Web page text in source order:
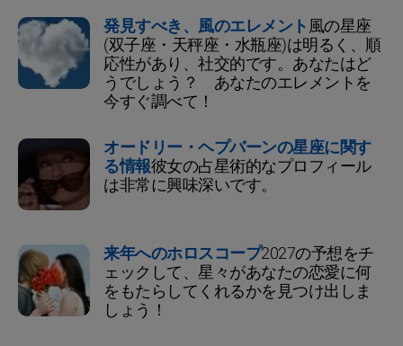
発見すべき、風のエレメント風の星座
(双子座・天秤座・水瓶座)は明るく、順
応性があり、社交的です。あなたはど
うでしょう？ あなたのエレメントを
今すぐ調べて！
オードリー・ヘプバーンの星座に関す
る情報彼女の占星術的なプロフィール
は非常に興味深いです。
来年へのホロスコープ2027の予想をチ
ェックして、星々があなたの恋愛に何
をもたらしてくれるかを見つけ出しま
しょう！